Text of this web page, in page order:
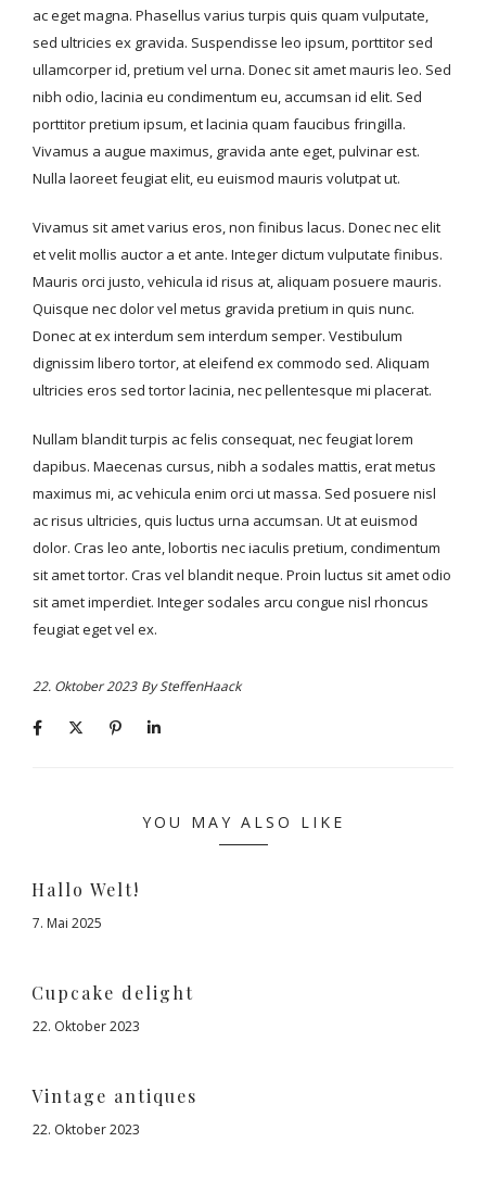
ac eget magna. Phasellus varius turpis quis quam vulputate,
sed ultricies ex gravida. Suspendisse leo ipsum, porttitor sed
ullamcorper id, pretium vel urna. Donec sit amet mauris leo. Sed
nibh odio, lacinia eu condimentum eu, accumsan id elit. Sed
porttitor pretium ipsum, et lacinia quam faucibus fringilla.
Vivamus a augue maximus, gravida ante eget, pulvinar est.
Nulla laoreet feugiat elit, eu euismod mauris volutpat ut.
Vivamus sit amet varius eros, non finibus lacus. Donec nec elit
et velit mollis auctor a et ante. Integer dictum vulputate finibus.
Mauris orci justo, vehicula id risus at, aliquam posuere mauris.
Quisque nec dolor vel metus gravida pretium in quis nunc.
Donec at ex interdum sem interdum semper. Vestibulum
dignissim libero tortor, at eleifend ex commodo sed. Aliquam
ultricies eros sed tortor lacinia, nec pellentesque mi placerat.
Nullam blandit turpis ac felis consequat, nec feugiat lorem
dapibus. Maecenas cursus, nibh a sodales mattis, erat metus
maximus mi, ac vehicula enim orci ut massa. Sed posuere nisl
ac risus ultricies, quis luctus urna accumsan. Ut at euismod
dolor. Cras leo ante, lobortis nec iaculis pretium, condimentum
sit amet tortor. Cras vel blandit neque. Proin luctus sit amet odio
sit amet imperdiet. Integer sodales arcu congue nisl rhoncus
feugiat eget vel ex.
22. Oktober 2023 BySteffenHaack
YOU MAY ALSO LIKE
Hallo Welt!
7. Mai 2025
Cupcake delight
22. Oktober 2023
Vintage antiques
22. Oktober 2023